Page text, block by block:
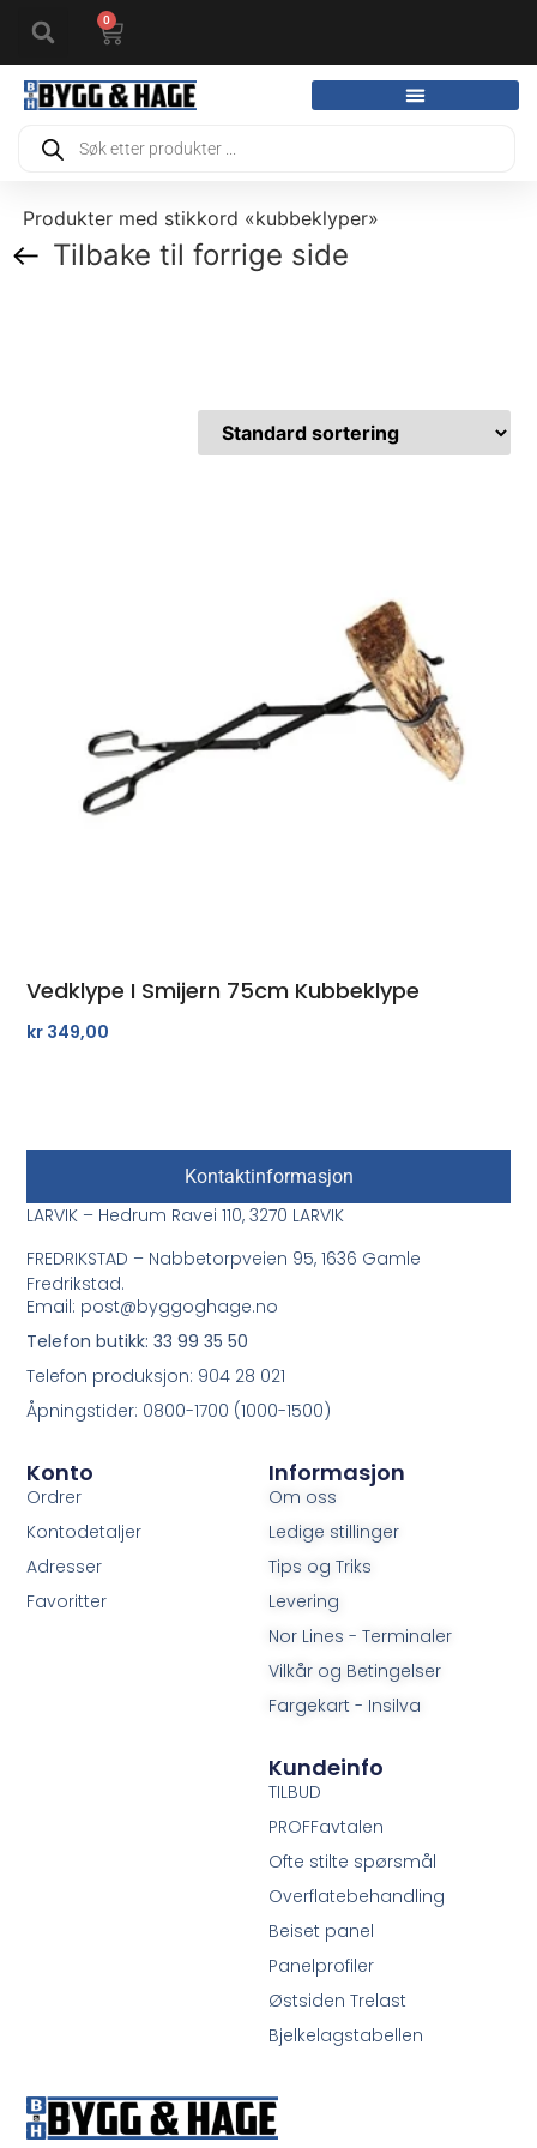
0
Produkter med stikkord «kubbeklyper»
Tilbake til forrige side
Vedklype I Smijern 75cm Kubbeklype
kr 349,00
Informasjon
Om oss
Ledige stillinger
Tips og Triks
Levering
Nor Lines - Terminaler
Vilkår og Betingelser
Fargekart - Insilva
Konto
Ordrer
Kontodetaljer
Adresser
Favoritter
Kundeinfo
TILBUD
PROFFavtalen
Ofte stilte spørsmål
Overflatebehandling
Beiset panel
Panelprofiler
Østsiden Trelast
Bjelkelagstabellen
Kontaktinformasjon
LARVIK – Hedrum Ravei 110, 3270 LARVIK
FREDRIKSTAD – Nabbetorpveien 95, 1636 Gamle
Fredrikstad.
Email: post@byggoghage.no
Telefon butikk: 33 99 35 50
Telefon produksjon: 904 28 021
Åpningstider: 0800-1700 (1000-1500)